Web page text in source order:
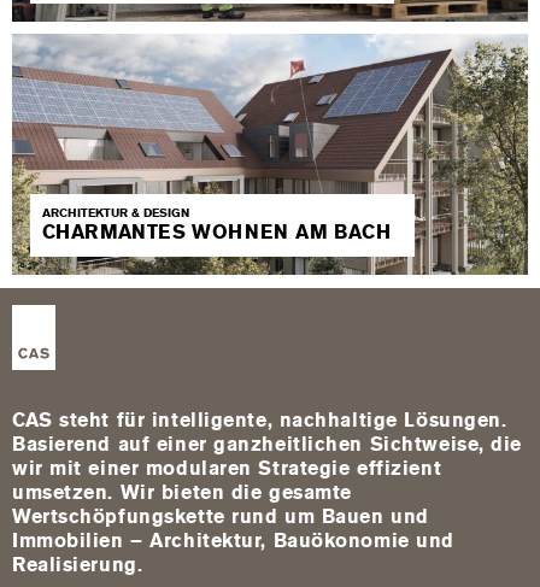
ARCHITEKTUR & DESIGN
CHARMANTES WOHNEN AM BACH
CAS steht für intelligente, nachhaltige Lösungen.
Basierend auf einer ganzheitlichen Sichtweise, die
wir mit einer modularen Strategie effizient
umsetzen. Wir bieten die gesamte
Wertschöpfungskette rund um Bauen und
Immobilien – Architektur, Bauökonomie und
Realisierung.